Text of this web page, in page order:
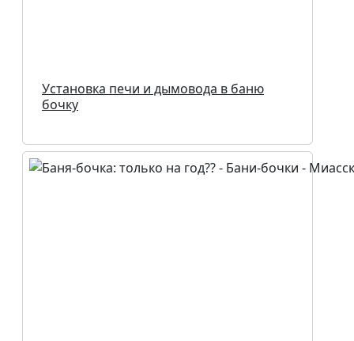
Установка печи и дымовода в баню
бочку